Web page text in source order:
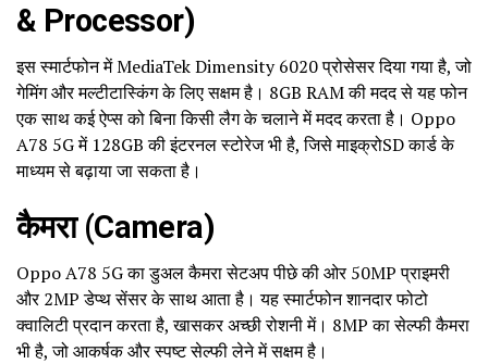
& Processor)
इस स्मार्टफोन में MediaTek Dimensity 6020 प्रोसेसर दिया गया है, जो
गेमिंग और मल्टीटास्किंग के लिए सक्षम है। 8GB RAM की मदद से यह फोन
एक साथ कई ऐप्स को बिना किसी लैग के चलाने में मदद करता है। Oppo
A78 5G में 128GB की इंटरनल स्टोरेज भी है, जिसे माइक्रोSD कार्ड के
माध्यम से बढ़ाया जा सकता है।
कैमरा (Camera)
Oppo A78 5G का डुअल कैमरा सेटअप पीछे की ओर 50MP प्राइमरी
और 2MP डेप्थ सेंसर के साथ आता है। यह स्मार्टफोन शानदार फोटो
क्वालिटी प्रदान करता है, खासकर अच्छी रोशनी में। 8MP का सेल्फी कैमरा
भी है, जो आकर्षक और स्पष्ट सेल्फी लेने में सक्षम है।